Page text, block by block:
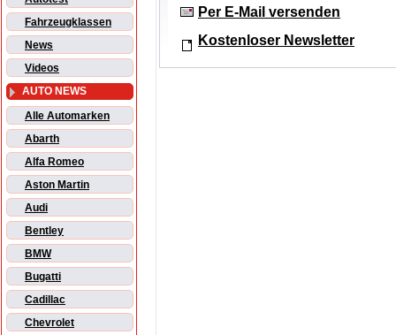
Fahrzeugklassen
News
Videos
AUTO NEWS
Alle Automarken
Abarth
Alfa Romeo
Aston Martin
Audi
Bentley
BMW
Bugatti
Cadillac
Chevrolet
Per E-Mail versenden
Kostenloser Newsletter